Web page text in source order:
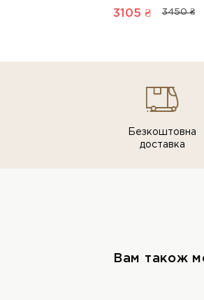
3105 ₴ 3450 ₴
Безкоштовна
доставка
Вам також